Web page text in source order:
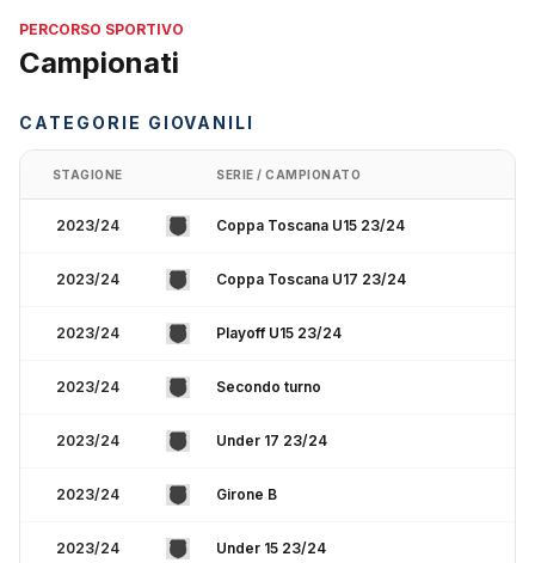
PERCORSO SPORTIVO
Campionati
CATEGORIE GIOVANILI
STAGIONE SERIE / CAMPIONATO
2023/24 Coppa Toscana U15 23/24
2023/24 Coppa Toscana U17 23/24
2023/24 Playoff U15 23/24
2023/24 Secondo turno
2023/24 Under 17 23/24
2023/24 Girone B
2023/24 Under 15 23/24